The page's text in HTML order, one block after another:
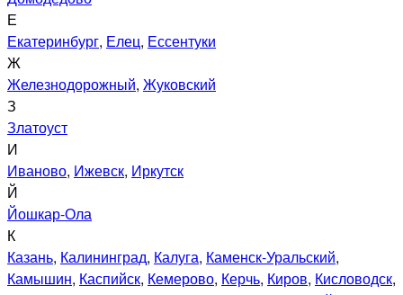
Е
Екатеринбург, Елец, Ессентуки
Ж
Железнодорожный, Жуковский
З
Златоуст
И
Иваново, Ижевск, Иркутск
Й
Йошкар-Ола
К
Казань, Калининград, Калуга, Каменск-Уральский,
Камышин, Каспийск, Кемерово, Керчь, Киров, Кисловодск,